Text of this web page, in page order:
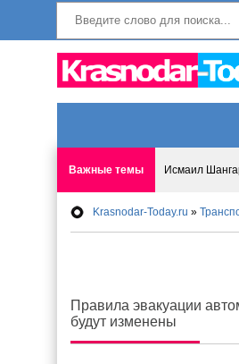
Важные темы Исмаил
Программа
Исмагил
Krasnodar-Today.ru »
Правила эвакуации
будут изменены